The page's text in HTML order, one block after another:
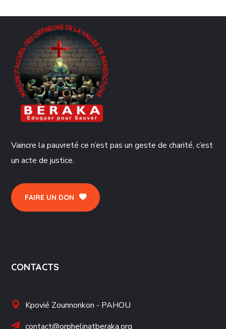
Vaincre la pauvreté ce n’est pas un geste de charité, c’est
un acte de justice.
FAIRE UN DON
CONTACTS
Kpovié Zounnonkon - PAHOU
contact@orphelinatberaka.org